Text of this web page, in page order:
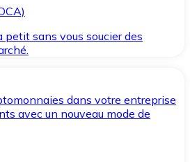
petit sans vous soucier des
dans votre entreprise
avec un nouveau mode de